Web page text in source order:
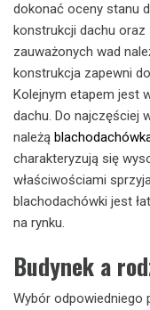
dokonać oceny stanu
konstrukcji dachu oraz
zauważonych wad
konstrukcja zapewni
Kolejnym etapem jest
dachu. Do najczęściej
należą
charakteryzują się
właściwościami
blachodachówki jest
na rynku.
Budynek a
Wybór odpowiedniego